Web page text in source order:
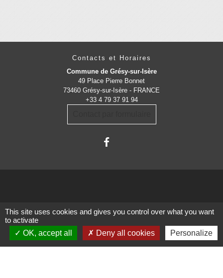
Contacts et Horaires
Commune de Grésy-sur-Isère
49 Place Pierre Bonnet
73460 Grésy-sur-Isère - FRANCE
+33 4 79 37 91 94
Administrations
partenaires
This site uses cookies and gives you control over what you want
to activate
OK, accept all
Deny all cookies Personalize